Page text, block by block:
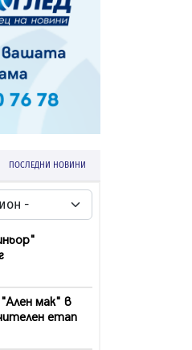
ПОСЛЕДНИ НОВИНИ
мак" в
етап